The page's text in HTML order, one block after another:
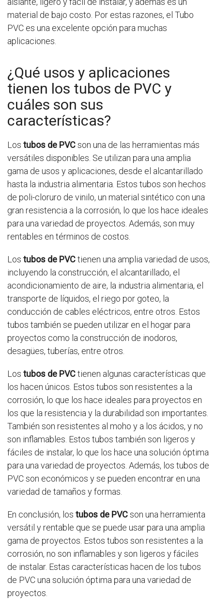
material de bajo costo. Por estas razones, el Tubo
PVC es una excelente opción para muchas
aplicaciones.
¿Qué usos y aplicaciones
tienen los tubos de PVC y
cuáles son sus
características?
Los tubos de PVCson una de las herramientas más
versátiles disponibles. Se utilizan para una amplia
gama de usos y aplicaciones, desde el alcantarillado
hasta la industria alimentaria. Estos tubos son hechos
de poli-cloruro de vinilo, un material sintético con una
gran resistencia a la corrosión, lo que los hace ideales
para una variedad de proyectos. Además, son muy
rentables en términos de costos.
Los tubos de PVCtienen una amplia variedad de usos,
incluyendo la construcción, el alcantarillado, el
acondicionamiento de aire, la industria alimentaria, el
transporte de líquidos, el riego por goteo, la
conducción de cables eléctricos, entre otros. Estos
tubos también se pueden utilizar en el hogar para
proyectos como la construcción de inodoros,
desagües, tuberías, entre otros.
Los tubos de PVCtienen algunas características que
los hacen únicos. Estos tubos son resistentes a la
corrosión, lo que los hace ideales para proyectos en
los que la resistencia y la durabilidad son importantes.
También son resistentes al moho y a los ácidos, y no
son inflamables. Estos tubos también son ligeros y
fáciles de instalar, lo que los hace una solución óptima
para una variedad de proyectos. Además, los tubos de
PVC son económicos y se pueden encontrar en una
variedad de tamaños y formas.
En conclusión, los tubos de PVCson una herramienta
versátil y rentable que se puede usar para una amplia
gama de proyectos. Estos tubos son resistentes a la
corrosión, no son inflamables y son ligeros y fáciles
de instalar. Estas características hacen de los tubos
de PVC una solución óptima para una variedad de
proyectos.